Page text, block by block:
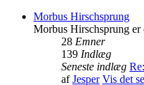
Morbus Hirschsprung
Morbus Hirschsprung er
28 Emner
139 Indlæg
Seneste indlæg
afJesper Vis det